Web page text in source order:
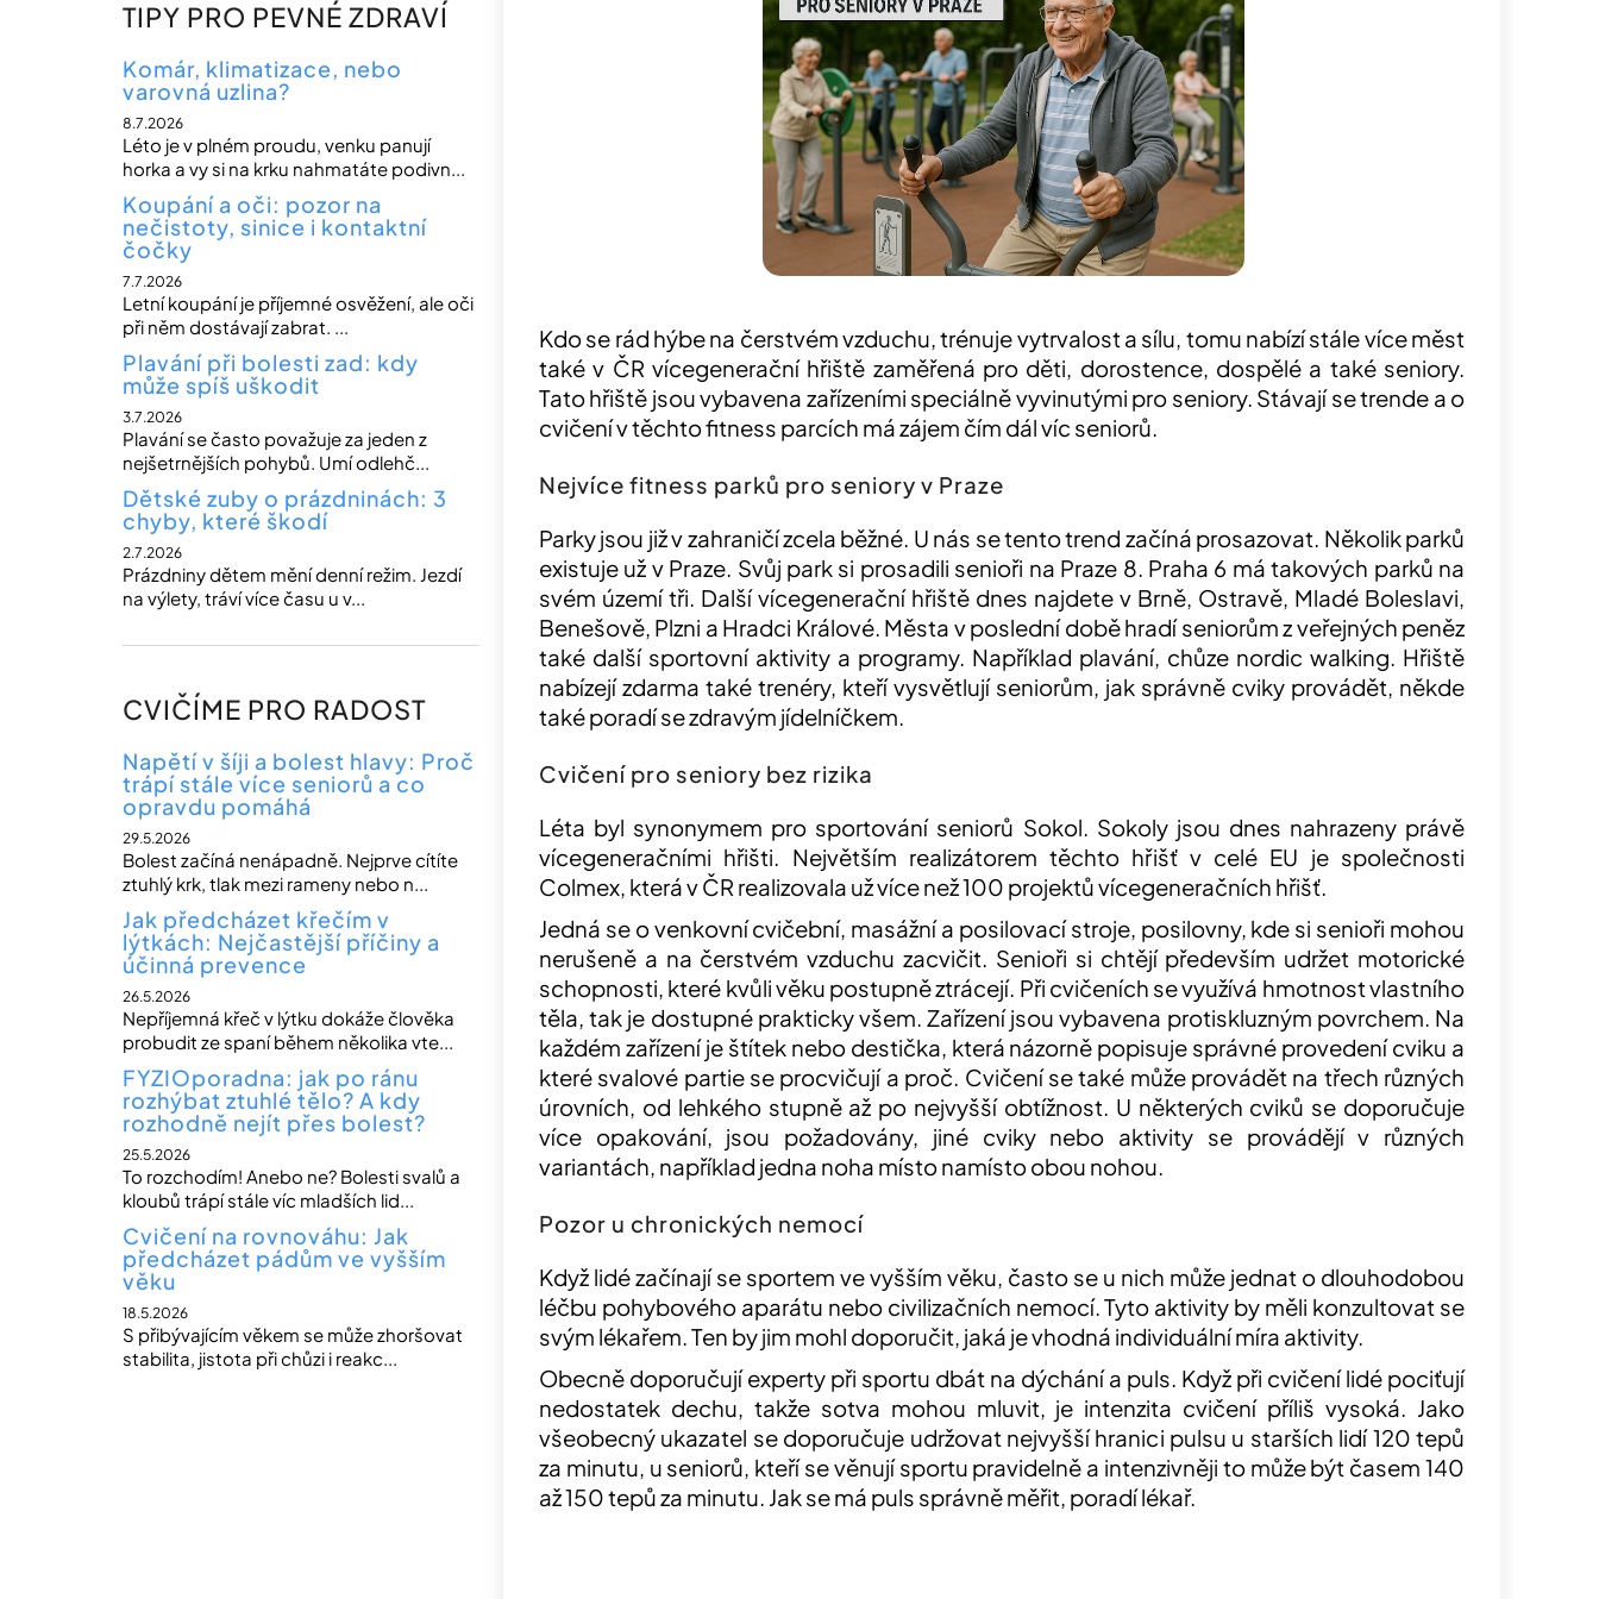
TIPY PRO PEVNÉ ZDRAVÍ
Komár, klimatizace, nebo
varovná uzlina?
8.7.2026
Léto je v plném proudu, venku panují
horka a vy si na krku nahmatáte podivn...
Koupání a oči: pozor na
nečistoty, sinice i kontaktní
čočky
7.7.2026
Letní koupání je příjemné osvěžení, ale oči
při něm dostávají zabrat. ...
Plavání při bolesti zad: kdy
může spíš uškodit
3.7.2026
Plavání se často považuje za jeden z
nejšetrnějších pohybů. Umí odlehč...
Dětské zuby o prázdninách: 3
chyby, které škodí
2.7.2026
Prázdniny dětem mění denní režim. Jezdí
na výlety, tráví více času u v...
CVIČÍME PRO RADOST
Napětí v šíji a bolest hlavy: Proč
trápí stále více seniorů a co
opravdu pomáhá
29.5.2026
Bolest začíná nenápadně. Nejprve cítíte
ztuhlý krk, tlak mezi rameny nebo n...
Jak předcházet křečím v
lýtkách: Nejčastější příčiny a
účinná prevence
26.5.2026
Nepříjemná křeč v lýtku dokáže člověka
probudit ze spaní během několika vte...
FYZIOporadna: jak po ránu
rozhýbat ztuhlé tělo? A kdy
rozhodně nejít přes bolest?
25.5.2026
To rozchodím! Anebo ne? Bolesti svalů a
kloubů trápí stále víc mladších lid...
Cvičení na rovnováhu: Jak
předcházet pádům ve vyšším
věku
18.5.2026
S přibývajícím věkem se může zhoršovat
stabilita, jistota při chůzi i reakc...
Kdo se rád hýbe na čerstvém vzduchu, trénuje vytrvalost a sílu, tomu nabízí stále více měst
také v ČR vícegenerační hřiště zaměřená pro děti, dorostence, dospělé a také seniory.
Tato hřiště jsou vybavena zařízeními speciálně vyvinutými pro seniory. Stávají se trende a o
cvičení v těchto fitness parcích má zájem čím dál víc seniorů.
Nejvíce fitness parků pro seniory v Praze
Parky jsou již v zahraničí zcela běžné. U nás se tento trend začíná prosazovat. Několik parků
existuje už v Praze. Svůj park si prosadili senioři na Praze 8. Praha 6 má takových parků na
svém území tři. Další vícegenerační hřiště dnes najdete v Brně, Ostravě, Mladé Boleslavi,
Benešově, Plzni a Hradci Králové. Města v poslední době hradí seniorům z veřejných peněz
také další sportovní aktivity a programy. Například plavání, chůze nordic walking. Hřiště
nabízejí zdarma také trenéry, kteří vysvětlují seniorům, jak správně cviky provádět, někde
také poradí se zdravým jídelníčkem.
Cvičení pro seniory bez rizika
Léta byl synonymem pro sportování seniorů Sokol. Sokoly jsou dnes nahrazeny právě
vícegeneračními hřišti. Největším realizátorem těchto hřišť v celé EU je společnosti
Colmex, která v ČR realizovala už více než 100 projektů vícegeneračních hřišť.
Jedná se o venkovní cvičební, masážní a posilovací stroje, posilovny, kde si senioři mohou
nerušeně a na čerstvém vzduchu zacvičit. Senioři si chtějí především udržet motorické
schopnosti, které kvůli věku postupně ztrácejí. Při cvičeních se využívá hmotnost vlastního
těla, tak je dostupné prakticky všem. Zařízení jsou vybavena protiskluzným povrchem. Na
každém zařízení je štítek nebo destička, která názorně popisuje správné provedení cviku a
které svalové partie se procvičují a proč. Cvičení se také může provádět na třech různých
úrovních, od lehkého stupně až po nejvyšší obtížnost. U některých cviků se doporučuje
více opakování, jsou požadovány, jiné cviky nebo aktivity se provádějí v různých
variantách, například jedna noha místo namísto obou nohou.
Pozor u chronických nemocí
Když lidé začínají se sportem ve vyšším věku, často se u nich může jednat o dlouhodobou
léčbu pohybového aparátu nebo civilizačních nemocí. Tyto aktivity by měli konzultovat se
svým lékařem. Ten by jim mohl doporučit, jaká je vhodná individuální míra aktivity.
Obecně doporučují experty při sportu dbát na dýchání a puls. Když při cvičení lidé pociťují
nedostatek dechu, takže sotva mohou mluvit, je intenzita cvičení příliš vysoká. Jako
všeobecný ukazatel se doporučuje udržovat nejvyšší hranici pulsu u starších lidí 120 tepů
za minutu, u seniorů, kteří se věnují sportu pravidelně a intenzivněji to může být časem 140
až 150 tepů za minutu. Jak se má puls správně měřit, poradí lékař.